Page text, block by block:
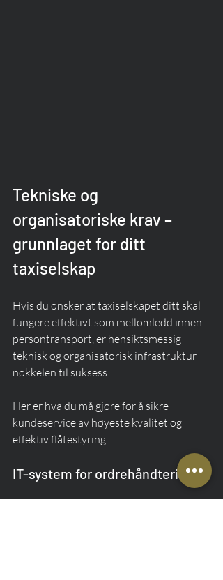
Tekniske og
organisatoriske krav –
grunnlaget for ditt
taxiselskap
Hvis du ønsker at taxiselskapet ditt skal
fungere effektivt som mellomledd innen
persontransport, er hensiktsmessig
teknisk og organisatorisk infrastruktur
nøkkelen til suksess.
Her er hva du må gjøre for å sikre
kundeservice av høyeste kvalitet og
effektiv flåtestyring.
IT-system for ordrehåndtering